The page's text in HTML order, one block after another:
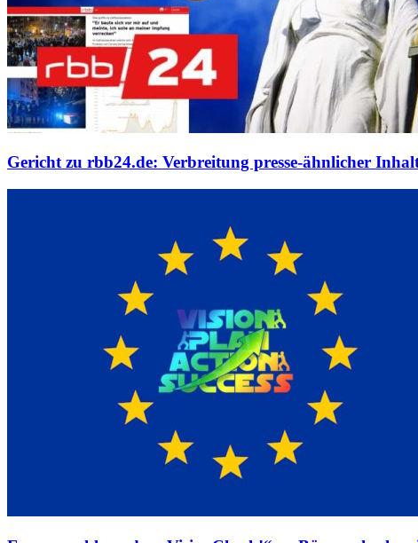
Gericht zu rbb24.de: Verbreitung presse-ähnlicher